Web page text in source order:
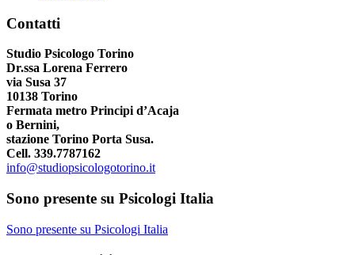
Contatti
Studio Psicologo Torino
Dr.ssa Lorena Ferrero
via Susa 37
10138 Torino
Fermata metro Principi d’Acaja
o Bernini,
stazione Torino Porta Susa.
Cell. 339.7787162
info@studiopsicologotorino.it
Sono presente su Psicologi Italia
Sono presente su Psicologi Italia